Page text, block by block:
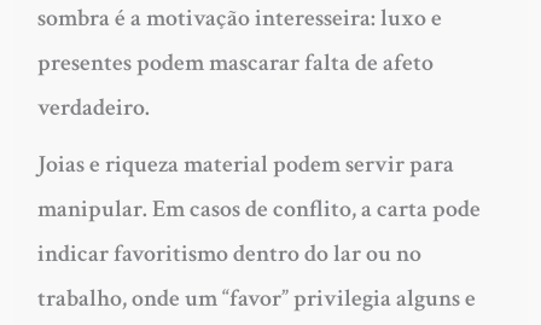
sombra é a motivação interesseira: luxo e
presentes podem mascarar falta de afeto
verdadeiro.
Joias e riqueza material podem servir para
manipular. Em casos de conflito, a carta pode
indicar favoritismo dentro do lar ou no
trabalho, onde um “favor” privilegia alguns e